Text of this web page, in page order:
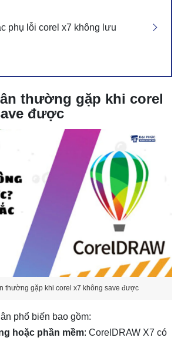
phụ lỗi corel x7 không lưu
thường gặp khi corel
được
thường gặp khi corel x7 không save được
phổ biến bao gồm:
hoặc phần mềm: CorelDRAW X7 có